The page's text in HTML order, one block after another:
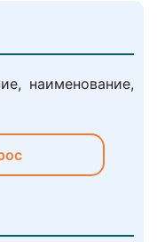
наименование,